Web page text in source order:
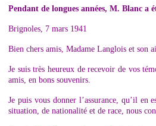
Pendant de longues années, M. Blanc a
Brignoles, 7 mars 1941
Bien chers amis, Madame Langlois et son
Je suis très heureux de recevoir de vos
amis, en bons souvenirs.
Je puis vous donner l’assurance, qu’il
situation, de nationalité et de race, nous